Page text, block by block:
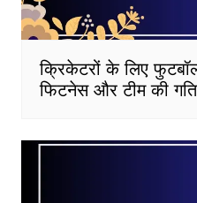
क्रिकेटरों के लिए
फिटनेस और टीम की